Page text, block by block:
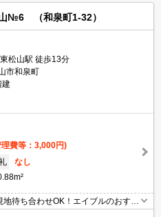
№6 （和泉町1-32）
松山駅 徒歩13分
市和泉町
建
理費等：3,000円)
なし
待ち合わせOK！エイブルのおすす
能です！初期費用等のご相談もO